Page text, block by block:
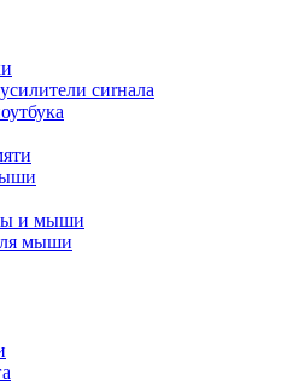
сиrнала
и мыши
мыши